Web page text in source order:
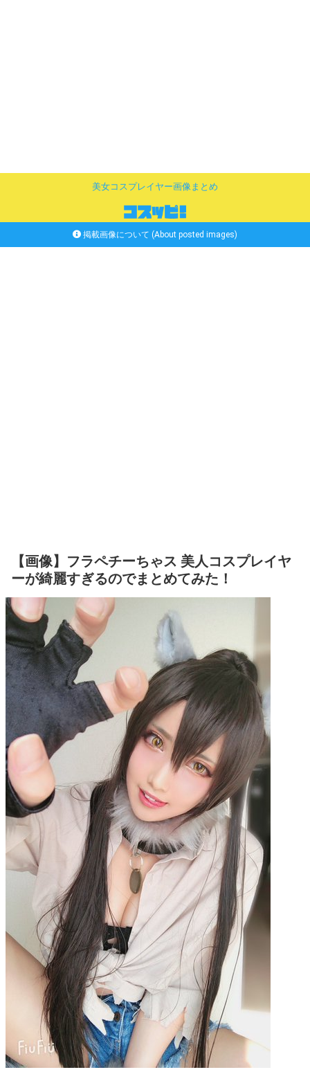
美女コスプレイヤー画像まとめ
掲載画像について (About posted images)
【画像】フラペチーちゃス 美人コスプレイヤ
ーが綺麗すぎるのでまとめてみた！